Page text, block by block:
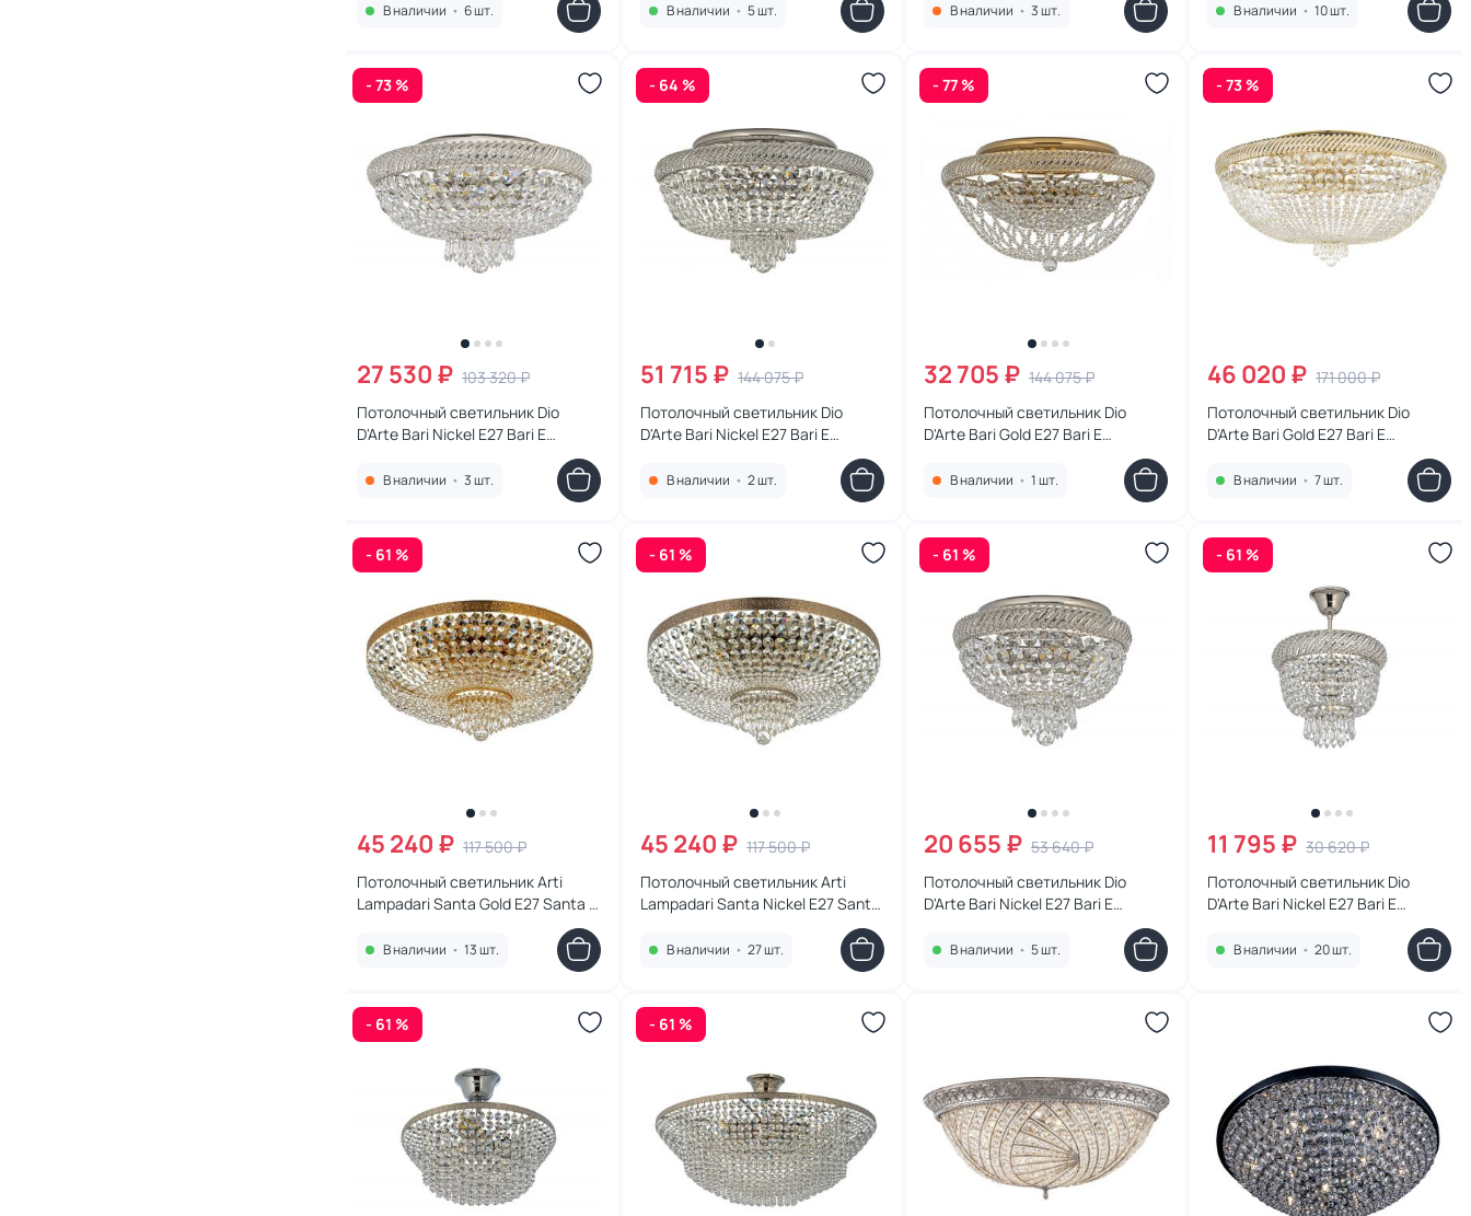
В наличии • 6 шт. В наличии • 5 шт. В наличии • 3 шт. В наличии • 10 шт.
- 73 %
27 530 ₽ 103 320 ₽
Потолочный светильник Dio
D'Arte Bari Nickel E27 Bari E
В наличии • 3 шт.
- 64 %
51 715 ₽ 144 075 ₽
Потолочный светильник Dio
D'Arte Bari Nickel E27 Bari E
В наличии • 2 шт.
- 77 %
32 705 ₽ 144 075 ₽
Потолочный светильник Dio
D'Arte Bari Gold E27 Bari E
В наличии • 1 шт.
- 73 %
46 020 ₽ 171 000 ₽
Потолочный светильник Dio
D'Arte Bari Gold E27 Bari E
В наличии • 7 шт.
- 61 %
45 240 ₽ 117 500 ₽
Потолочный светильник Arti
Lampadari Santa Gold E27 Santa E
В наличии • 13 шт.
- 61 %
45 240 ₽ 117 500 ₽
Потолочный светильник Arti
Lampadari Santa Nickel E27 Santa
В наличии • 27 шт.
- 61 %
20 655 ₽ 53 640 ₽
Потолочный светильник Dio
D'Arte Bari Nickel E27 Bari E
В наличии • 5 шт.
- 61 %
11 795 ₽ 30 620 ₽
Потолочный светильник Dio
D'Arte Bari Nickel E27 Bari E
В наличии • 20 шт.
- 61 % - 61 %